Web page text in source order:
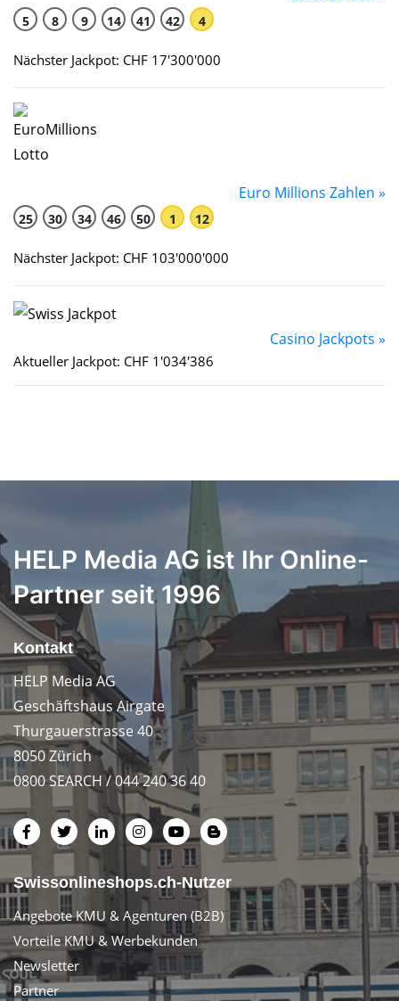
5 8 9 14 41 42 4
Nächster Jackpot: CHF 17'300'000
Euro Millions Zahlen »
25 30 34 46 50 1 12
Nächster Jackpot: CHF 103'000'000
Casino Jackpots »
Aktueller Jackpot: CHF 1'034'386
HELP Media AG ist Ihr Online-
Partner seit 1996
Kontakt
HELP Media AG
Geschäftshaus Airgate
Thurgauerstrasse 40
8050 Zürich
0800 SEARCH / 044 240 36 40
Swissonlineshops.ch-Nutzer
Angebote KMU & Agenturen (B2B)
Vorteile KMU & Werbekunden
Newsletter
Partner